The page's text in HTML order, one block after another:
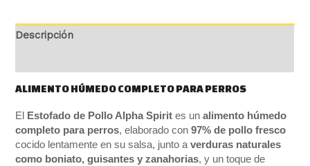
Descripción
ALIMENTO HÚMEDO COMPLETO PARA PERROS
El Estofado de Pollo Alpha Spirit es unalimento húmedo
completo para perros, elaborado con97% de pollo fresco
cocido lentamente en su salsa, junto averduras naturales
como boniato, guisantes y zanahorias, y un toque de